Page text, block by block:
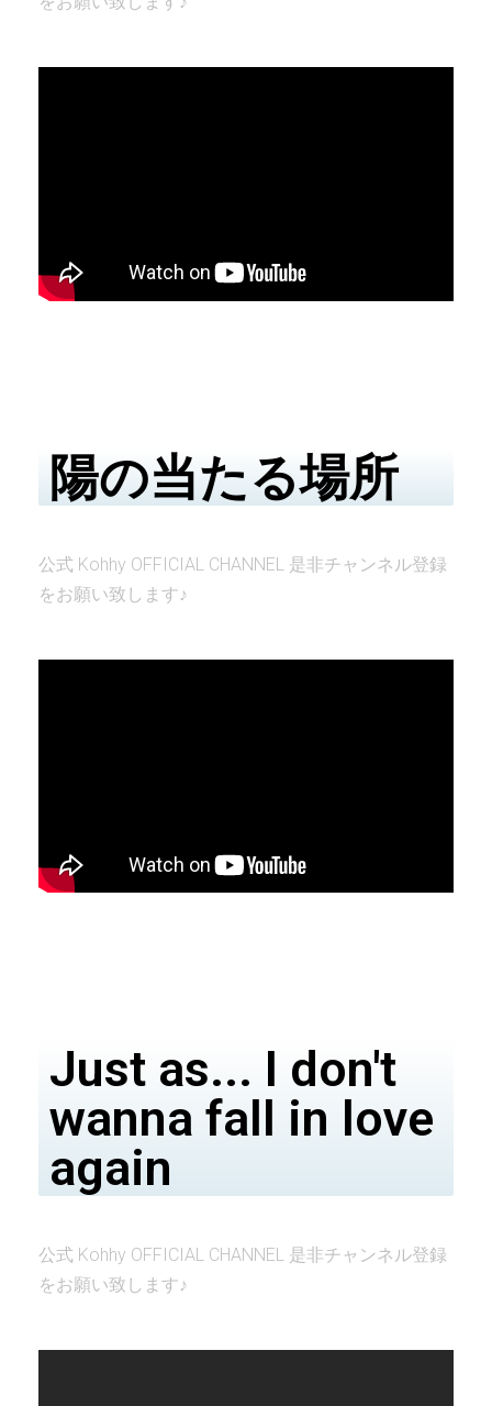
陽の当たる場所
公式 Kohhy OFFICIAL CHANNEL 是非チャンネル登録
をお願い致します♪
Just as... I don't
wanna fall in love
again
公式 Kohhy OFFICIAL CHANNEL 是非チャンネル登録
をお願い致します♪